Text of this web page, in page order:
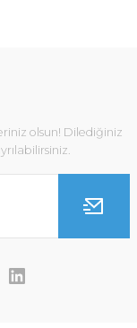
olsun! Dilediğiniz